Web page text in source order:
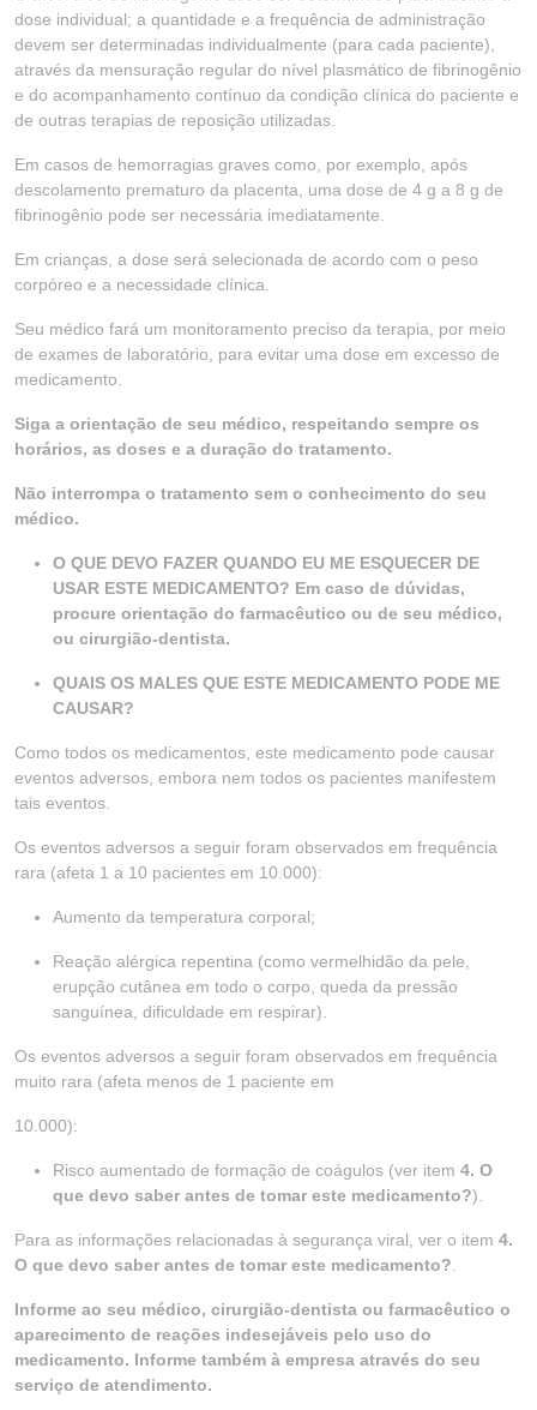
dose individual; a quantidade e a frequência de administração
devem ser determinadas individualmente (para cada paciente),
através da mensuração regular do nível plasmático de fibrinogênio
e do acompanhamento contínuo da condição clínica do paciente e
de outras terapias de reposição utilizadas.
Em casos de hemorragias graves como, por exemplo, após
descolamento prematuro da placenta, uma dose de 4 g a 8 g de
fibrinogênio pode ser necessária imediatamente.
Em crianças, a dose será selecionada de acordo com o peso
corpóreo e a necessidade clínica.
Seu médico fará um monitoramento preciso da terapia, por meio
de exames de laboratório, para evitar uma dose em excesso de
medicamento.
Siga a orientação de seu médico, respeitando sempre os
horários, as doses e a duração do tratamento.
Não interrompa o tratamento sem o conhecimento do seu
médico.
O QUE DEVO FAZER QUANDO EU ME ESQUECER DE
USAR ESTE MEDICAMENTO? Em caso de dúvidas,
procure orientação do farmacêutico ou de seu médico,
ou cirurgião-dentista.
QUAIS OS MALES QUE ESTE MEDICAMENTO PODE ME
CAUSAR?
Como todos os medicamentos, este medicamento pode causar
eventos adversos, embora nem todos os pacientes manifestem
tais eventos.
Os eventos adversos a seguir foram observados em frequência
rara (afeta 1 a 10 pacientes em 10.000):
Aumento da temperatura corporal;
Reação alérgica repentina (como vermelhidão da pele,
erupção cutânea em todo o corpo, queda da pressão
sanguínea, dificuldade em respirar).
Os eventos adversos a seguir foram observados em frequência
muito rara (afeta menos de 1 paciente em
10.000):
Risco aumentado de formação de coágulos (ver item 4. O
que devo saber antes de tomar este medicamento?).
Para as informações relacionadas à segurança viral, ver o item 4.
O que devo saber antes de tomar este medicamento?
Informe ao seu médico, cirurgião-dentista ou farmacêutico o
aparecimento de reações indesejáveis pelo uso do
medicamento. Informe também à empresa através do seu
serviço de atendimento.